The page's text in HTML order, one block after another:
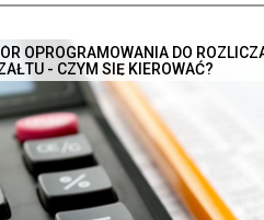
OPROGRAMOWANIA DO
- CZYM SIĘ KIEROWAĆ?